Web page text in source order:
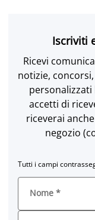
Iscriviti
Ricevi
notizie,
accetti di
riceverai
negozio
Tutti i campi
Nome *